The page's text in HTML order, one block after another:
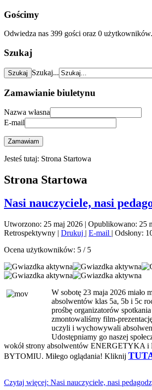
Gościmy
Odwiedza nas 399 gości oraz 0 użytkowników.
Szukaj
Szukaj...
Zamawianie biuletynu
Nazwa własna
E-mail
Zamawiam
Jesteś tutaj: Strona Startowa
Strona Startowa
Nasi nauczyciele, nasi
Utworzono: 25 maj 2026 | Opublikowano: 25
Retrospektywny | Drukuj | E-mail | Odsłony:
Ocena użytkowników: 5 / 5
W sobotę 23 maja 2026 miało
absolwentów klas 5a, 5b i 5c
prośbę organizatorów
zmontowaliśmy film-
uczyli i wychowywali
Udostępniamy go naszej
wokół strony absolwentów ENERGETYKA
BYTOMIU. Miłego oglądania! Kliknij
Czytaj więcej: Nasi nauczyciele, nasi